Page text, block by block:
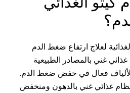
لعلاج ارتفاع ضغط الدم
غني بالمصادر الطبيعية
فعال في خفض ضغط الدم.
نظام غذائي غني بالدهون ومنخفض